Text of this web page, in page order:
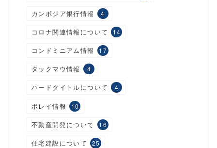
カンボジア銀行情報 4
コロナ関連情報について 14
コンドミニアム情報 17
タックマウ情報 4
ハードタイトルについて 4
ボレイ情報 10
不動産開発について 16
住宅建設について 25